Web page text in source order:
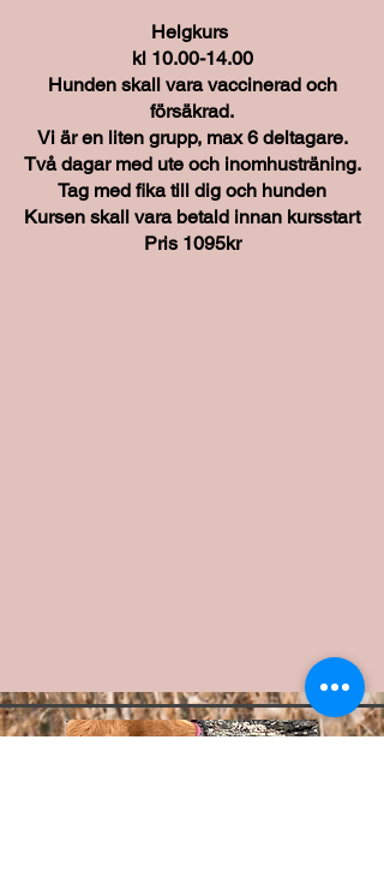
Helgkurs
kl 10.00-14.00
Hunden skall vara vaccinerad och
försäkrad.
Vi är en liten grupp, max 6 deltagare.
Tvådagarmed ute och inomhusträning.
Tag med fika till dig och hunden
Kursen skall vara betald innan kursstart
Pris 1095kr